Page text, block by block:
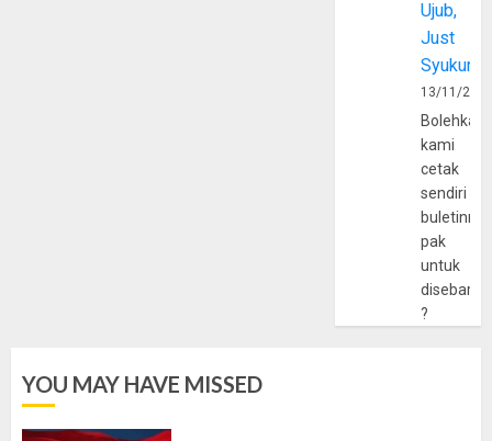
Ujub,
Just
Syukur
13/11/
Bolehkah
kami
cetak
sendiri
pak
untuk
?
YOU MAY HAVE MISSED